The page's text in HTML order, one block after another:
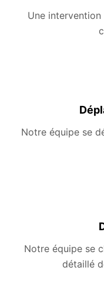
Une
Notre équipe se
Notre équipe se
détaillé